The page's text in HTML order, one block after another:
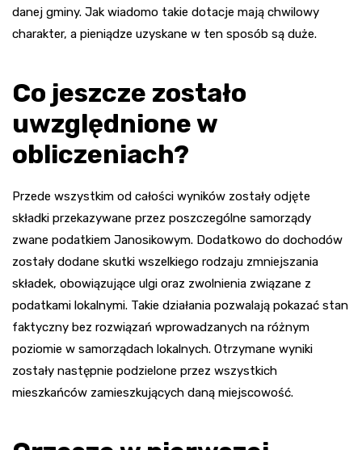
danej gminy. Jak wiadomo takie dotacje mają chwilowy
charakter, a pieniądze uzyskane w ten sposób są duże.
Co jeszcze zostało
uwzględnione w
obliczeniach?
Przede wszystkim od całości wyników zostały odjęte
składki przekazywane przez poszczególne samorządy
zwane podatkiem Janosikowym. Dodatkowo do dochodów
zostały dodane skutki wszelkiego rodzaju zmniejszania
składek, obowiązujące ulgi oraz zwolnienia związane z
podatkami lokalnymi. Takie działania pozwalają pokazać stan
faktyczny bez rozwiązań wprowadzanych na różnym
poziomie w samorządach lokalnych. Otrzymane wyniki
zostały następnie podzielone przez wszystkich
mieszkańców zamieszkujących daną miejscowość.